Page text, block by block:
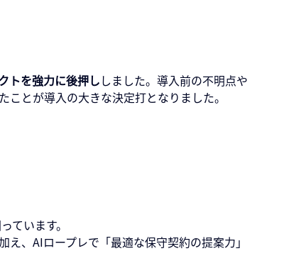
トを強力に後押ししました。導入前の不明点や
とが導入の大きな決定打となりました。
います。
、AIロープレで「最適な保守契約の提案力」